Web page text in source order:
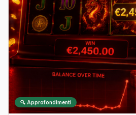
🔍 Approfondimenti